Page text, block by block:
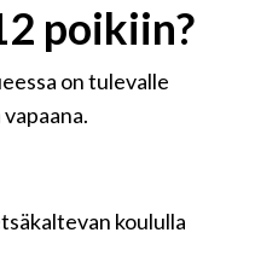
poikiin?
on tulevalle
koululla